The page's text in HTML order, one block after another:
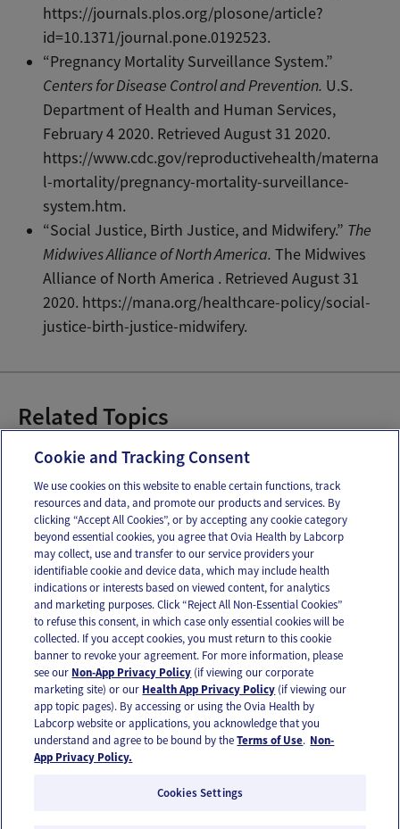
https://journals.plos.org/plosone/article?
id=10.1371/journal.pone.0192523.
“Pregnancy Mortality Surveillance System.”
Centers for Disease Control and Prevention. U.S.
Department of Health and Human Services,
February 4 2020. Retrieved August 31 2020.
https://www.cdc.gov/reproductivehealth/materna
l-mortality/pregnancy-mortality-surveillance-
system.htm.
“Social Justice, Birth Justice, and Midwifery.” The
Midwives Alliance of North America. The Midwives
Alliance of North America . Retrieved August 31
2020. https://mana.org/healthcare-policy/social-
justice-birth-justice-midwifery.
Related Topics
Doula Partería
Email Text
OUR APPS
FOLLOW US
Cookie and Tracking Consent
We use cookies on this website to enable certain functions, track
resources and data, and promote our products and services. By
clicking “Accept All Cookies”, or by accepting any cookie category
beyond essential cookies, you agree that Ovia Health by Labcorp
may collect, use and transfer to our service providers your
identifiable cookie and device data, which may include health
indications or interests based on viewed content, for analytics
and marketing purposes. Click “Reject All Non-Essential Cookies”
to refuse this consent, in which case only essential cookies will be
collected. If you accept cookies, you must return to this cookie
banner to revoke your agreement. For more information, please
see our Non-App Privacy Policy (if viewing our corporate
marketing site) or our Health App Privacy Policy (if viewing our
app topic pages). By accessing or using the Ovia Health by
Labcorp website or applications, you acknowledge that you
understand and agree to be bound by theTerms of Use. Non-
App Privacy Policy.
Cookies Settings